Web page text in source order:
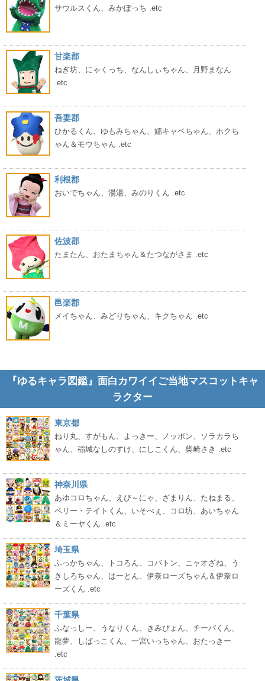
サウルスくん、みかぼっち .etc
甘楽郡
ねぎ坊、にゃくっち、なんしぃちゃん、月野まなん
.etc
吾妻郡
ひかるくん、ゆもみちゃん、嬬キャベちゃん、ホクち
ゃん＆モウちゃん .etc
利根郡
おいでちゃん、湯湯、みのりくん .etc
佐波郡
たまたん、おたまちゃん＆たつながさま .etc
邑楽郡
メイちゃん、みどりちゃん、キクちゃん .etc
『ゆるキャラ図鑑』面白カワイイご当地マスコットキャ
ラクター
東京都
ねり丸、すがもん、よっきー、ノッポン、ソラカラち
ゃん、稲城なしのすけ、にしこくん、柴崎さき .etc
神奈川県
あゆコロちゃん、えび～にゃ、ざまりん、たねまる、
ペリー・テイトくん、いそべぇ、コロ坊、あいちゃん
＆ミーヤくん .etc
埼玉県
ふっかちゃん、トコろん、コバトン、ニャオざね、う
きしろちゃん、はーとん、伊奈ローズちゃん＆伊奈ロ
ーズくん .etc
千葉県
ふなっしー、うなりくん、きみぴょん、チーバくん、
龍夢、しばっこくん、一宮いっちゃん、おたっきー
.etc